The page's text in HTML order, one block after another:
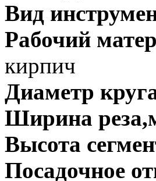
Вид
Рабочий
кирпич
Диаметр
Ширина
Высота
Посадочное